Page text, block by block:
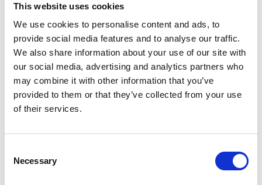
This website uses cookies
We use cookies to personalise content and ads, to
provide social media features and to analyse our traffic.
We also share information about your use of our site with
our social media, advertising and analytics partners who
may combine it with other information that you’ve
provided to them or that they’ve collected from your use
of their services.
Selection
Necessary